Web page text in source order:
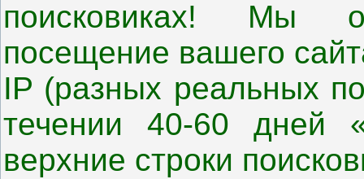
поисковиках! Мы
посещение вашего
IP (разных реальных
течении 40-60 дней
верхние строки